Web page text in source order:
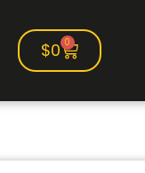
$0 0